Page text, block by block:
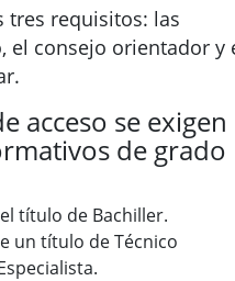
tres requisitos: las
el consejo orientador y
acceso se exigen
de grado
título de Bachiller.
un título de Técnico